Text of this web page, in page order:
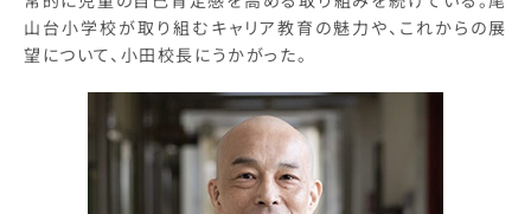
山台小学校が取り組むキャリア教育の魅力や、これからの展
望について、小田校長にうかがった。